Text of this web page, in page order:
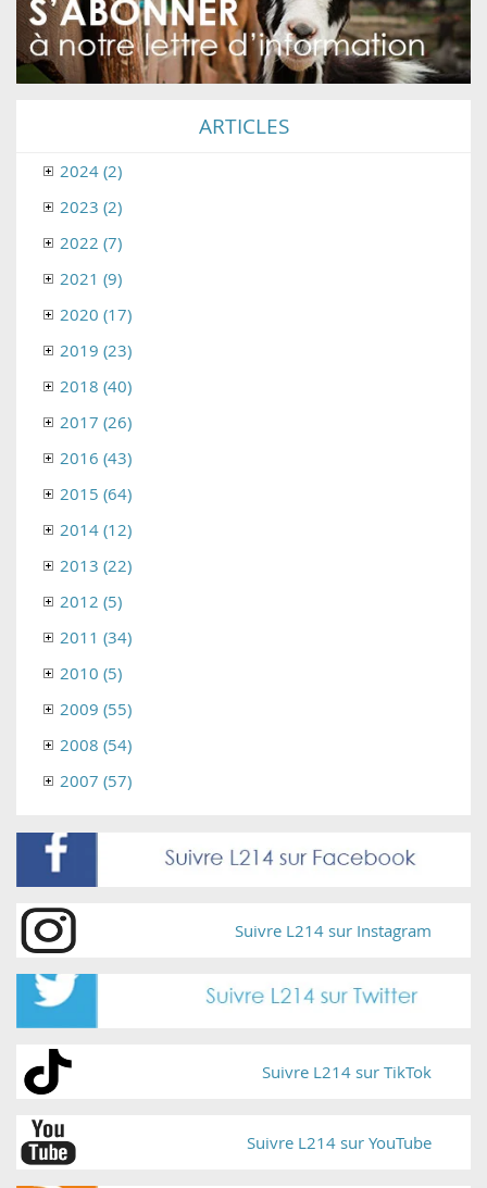
ARTICLES
2024 (2)
2023 (2)
2022 (7)
2021 (9)
2020 (17)
2019 (23)
2018 (40)
2017 (26)
2016 (43)
2015 (64)
2014 (12)
2013 (22)
2012 (5)
2011 (34)
2010 (5)
2009 (55)
2008 (54)
2007 (57)
Suivre L214 sur Instagram
Suivre L214 sur TikTok
Suivre L214 sur YouTube